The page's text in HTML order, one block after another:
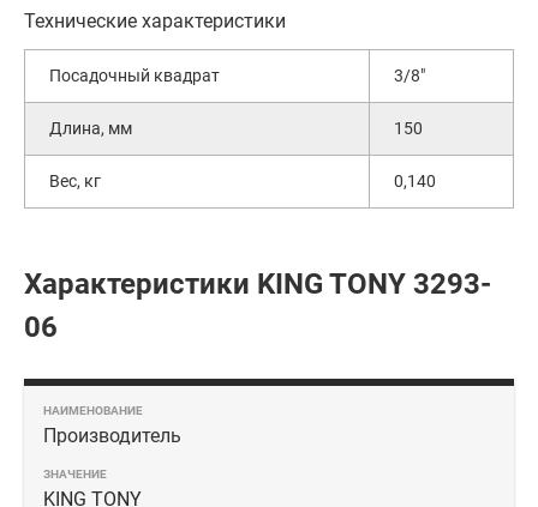
Технические характеристики
Посадочный квадрат 3/8"
Длина, мм 150
Вес, кг 0,140
Характеристики KING TONY 3293-
06
Производитель
KING TONY